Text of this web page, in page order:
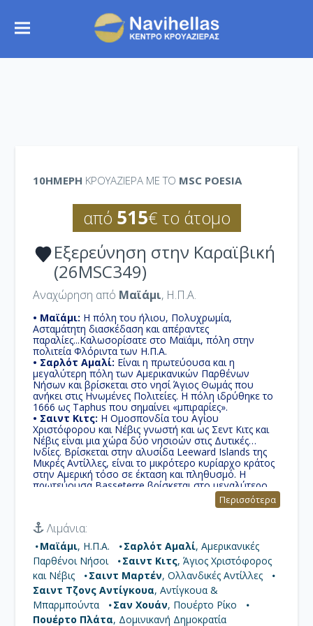
10ΉΜΕΡΗ ΚΡΟΥΑΖΙΕΡΑ ΜΕ ΤΟ MSC POESIA
από 515€ το άτομο
Εξερεύνηση στην Καραϊβική
(26MSC349)
Αναχώρηση από Μαϊάμι, Η.Π.Α.
• Μαϊάμι: Η πόλη του ήλιου, Πολυχρωμία,
Ασταμάτητη διασκέδαση και απέραντες
παραλίες...Καλωσορίσατε στο Μαϊάμι, πόλη στην
πολιτεία Φλόριντα των Η.Π.Α.
• Σαρλότ Αμαλί: Είναι η πρωτεύουσα και η
μεγαλύτερη πόλη των Αμερικανικών Παρθένων
Νήσων και βρίσκεται στο νησί Άγιος Θωμάς που
ανήκει στις Ηνωμένες Πολιτείες. Η πόλη ιδρύθηκε το
1666 ως Taphus που σημαίνει «μπιραρίες».
• Σαιντ Κιτς: Η Ομοσπονδία του Αγίου
Χριστόφορου και Νέβις γνωστή και ως Σεντ Κιτς και
Νέβις είναι μια χώρα δύο νησιοών στις Δυτικές
Ινδίες. Βρίσκεται στην αλυσίδα Leeward Islands της
Μικρές Αντίλλες, είναι το μικρότερο κυρίαρχο κράτος
στην Αμερική τόσο σε έκταση και πληθυσμό. Η
πρωτεύουσα Basseterre βρίσκεται στο μεγαλύτερο
Nησί στη βορειοανατολική
Καραϊβική, περίπου 300 190 ναυτικά μίλια ανατολικά
του Πουέρτο Ρίκο. Είναι το μικρότερο νησί το οποίο
χωρίζεται μεταξύ δύο χωρών της Γαλλίας &
Ολλανδίας από το 1648.
• Σαιντ Τζονς Αντίγκουα:Η Σαιντ Τζονς είναι η
πρωτεύουσα και μεγαλύτερη πόλη, το εμπορικό
κέντρο και η πρωτεύουσα της Αντίγκουα και
Μπαρμπούντα, μιας χώρας που βρίσκεται στην
Καραϊβική Θάλασσα.
• Σαν Χουάν:Είναι η πρωτεύουσα του Πουέρτο
Περισσότερα
Λιμάνια:
Μαϊάμι, Η.Π.Α. Σαρλότ Αμαλί, Αμερικανικές
Παρθένοι Νήσοι
Σαιντ Κιτς, Άγιος Χριστόφορος
και Νέβις
Σαιντ Μαρτέν, Ολλανδικές Αντίλλες
Σαιντ Τζονς Αντίγκουα, Αντίγκουα &
Μπαρμπούντα
Σαν Χουάν, Πουέρτο Ρίκο
Πουέρτο Πλάτα, Δομινικανή Δημοκρατία